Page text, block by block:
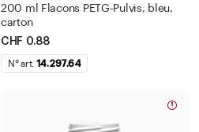
200 ml Flacons PETG-Pulvis, bleu,
carton
CHF 0.88
N° art. 14.297.64